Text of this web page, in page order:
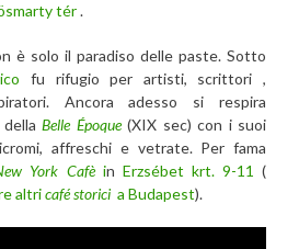
tér.
è solo il paradiso delle paste. Sotto
fu rifugio per artisti, scrittori ,
Ancora adesso si respira
dellaBelle Époque(XIX sec) con i suoi
affreschi e vetrate. Per fama
York Cafèin Erzsébet krt. 9-11 (
altricafé storici a Budapest).